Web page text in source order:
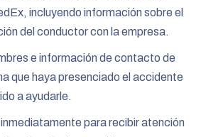
incluyendo información sobre el
del conductor con la empresa.
e información de contacto de
que haya presenciado el accidente
a ayudarle.
para recibir atención